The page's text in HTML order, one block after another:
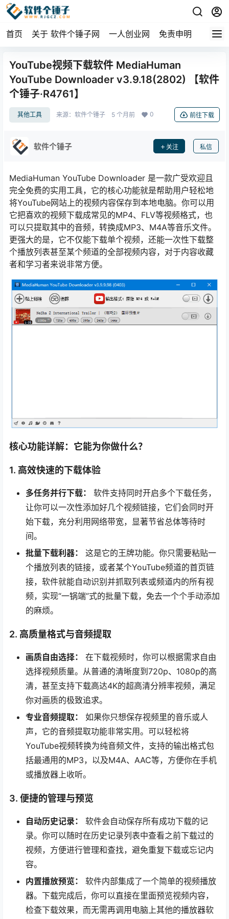
首页 关于 软件个锤子网 一人创业网 免责申明
YouTube视频下载软件 MediaHuman
YouTube Downloader v3.9.18(2802) 【软件
个锤子·R4761】
其他工具 来源： 软件个锤子 5 个月前 0 前往下载
软件个锤子 关注 私信
MediaHuman YouTube Downloader 是一款广受欢迎且
完全免费的实用工具，它的核心功能就是帮助用户轻松地
将YouTube网站上的视频内容保存到本地电脑。你可以用
它把喜欢的视频下载成常见的MP4、FLV等视频格式，也
可以只提取其中的音频，转换成MP3、M4A等音乐文件。
更强大的是，它不仅能下载单个视频，还能一次性下载整
个播放列表甚至某个频道的全部视频内容，对于内容收藏
者和学习者来说非常方便。
核心功能详解：它能为你做什么？
1. 高效快速的下载体验
多任务并行下载：
软件支持同时开启多个下载任务，
让你可以一次性添加好几个视频链接，它们会同时开
始下载，充分利用网络带宽，显著节省总体等待时
间。
批量下载利器：
这是它的王牌功能。你只需要粘贴一
个播放列表的链接，或者某个YouTube频道的首页链
接，软件就能自动识别并抓取列表或频道内的所有视
频，实现“一锅端”式的批量下载，免去一个个手动添加
的麻烦。
2. 高质量格式与音频提取
画质自由选择：
在下载视频时，你可以根据需求自由
选择视频质量。从普通的清晰度到720p、1080p的高
清，甚至支持下载高达4K的超高清分辨率视频，满足
你对画质的极致追求。
专业音频提取：
如果你只想保存视频里的音乐或人
声，它的音频提取功能非常实用。可以轻松将
YouTube视频转换为纯音频文件，支持的输出格式包
括最通用的MP3，以及M4A、AAC等，方便你在手机
或播放器上收听。
3. 便捷的管理与预览
自动历史记录：
软件会自动保存所有成功下载的记
录。你可以随时在历史记录列表中查看之前下载过的
视频，方便进行管理和查找，避免重复下载或忘记内
容。
内置播放预览：
软件内部集成了一个简单的视频播放
器。下载完成后，你可以直接在里面预览视频内容，
检查下载效果，而无需再调用电脑上其他的播放器软